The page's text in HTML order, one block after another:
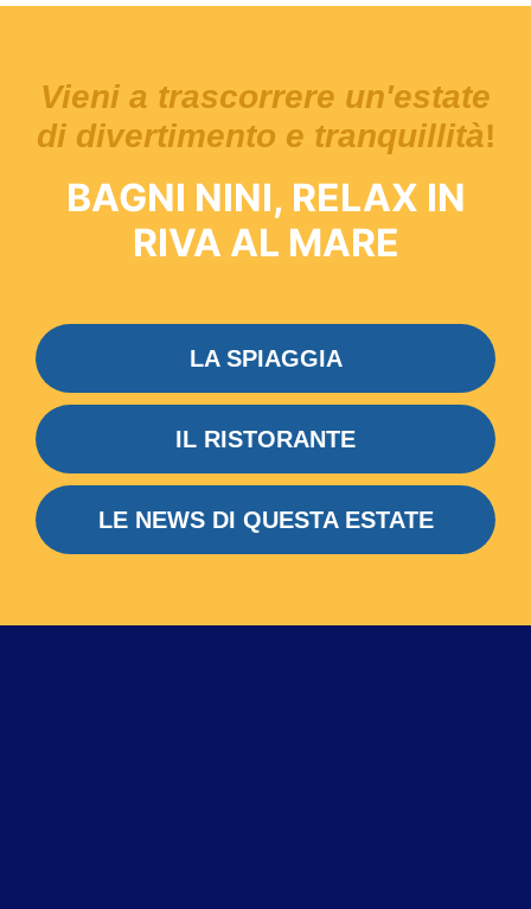
Vieni a trascorrere un'estate
di divertimento e tranquillità!
BAGNI NINI, RELAX IN
RIVA AL MARE
LA SPIAGGIA
IL RISTORANTE
LE NEWS DI QUESTA ESTATE